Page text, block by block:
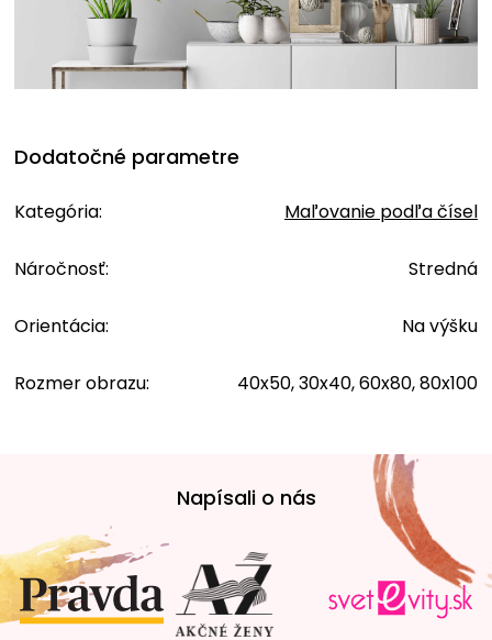
Dodatočné parametre
Kategória: Maľovanie podľa čísel
Náročnosť: Stredná
Orientácia: Na výšku
Rozmer obrazu: 40x50, 30x40, 60x80, 80x100
t
i
e
Napísali o nás